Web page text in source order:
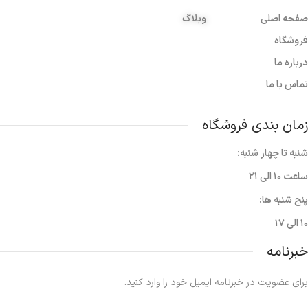
صفحه اصلی
فروشگاه
درباره ما
تماس با ما
وبلاگ
زمان بندی فروشگاه
شنبه تا چهار شنبه:
ساعت ۱۰ الی ۲۱
پنج شنبه ها:
۱۰ الی ۱۷
خبرنامه
برای عضویت در خبرنامه ایمیل خود را وارد کنید.